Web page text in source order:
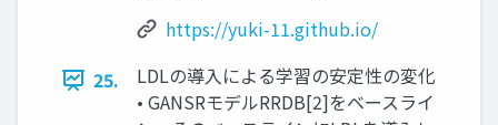
https://yuki-11.github.io/
25.
LDLの導入による学習の安定性の変化
• GANSRモデルRRDB[2]をベースライ